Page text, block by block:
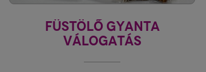
FÜSTÖLŐ GYANTA
VÁLOGATÁS